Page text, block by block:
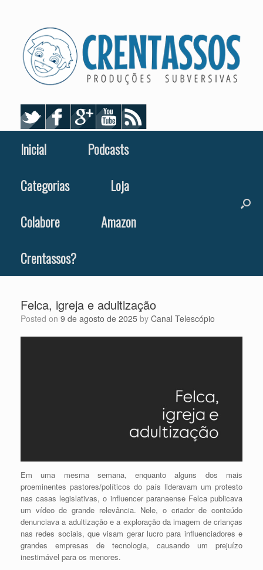
Inicial
Podcasts
Categorias
Loja
Colabore
Amazon
Crentassos?
Felca, igreja e adultização
Posted on 9 de agosto de 2025 by Canal Telescópio
Em uma mesma semana, enquanto alguns dos mais
proeminentes pastores/políticos do país lideravam um protesto
nas casas legislativas, o influencer paranaense Felca publicava
um vídeo de grande relevância. Nele, o criador de conteúdo
denunciava a adultização e a exploração da imagem de crianças
nas redes sociais, que visam gerar lucro para influenciadores e
grandes empresas de tecnologia, causando um prejuízo
inestimável para os menores.